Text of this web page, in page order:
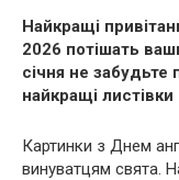
Найкращі
2026 потішать
січня не забудьте
найкращі
Картинки з Днем
винуватцям свята.